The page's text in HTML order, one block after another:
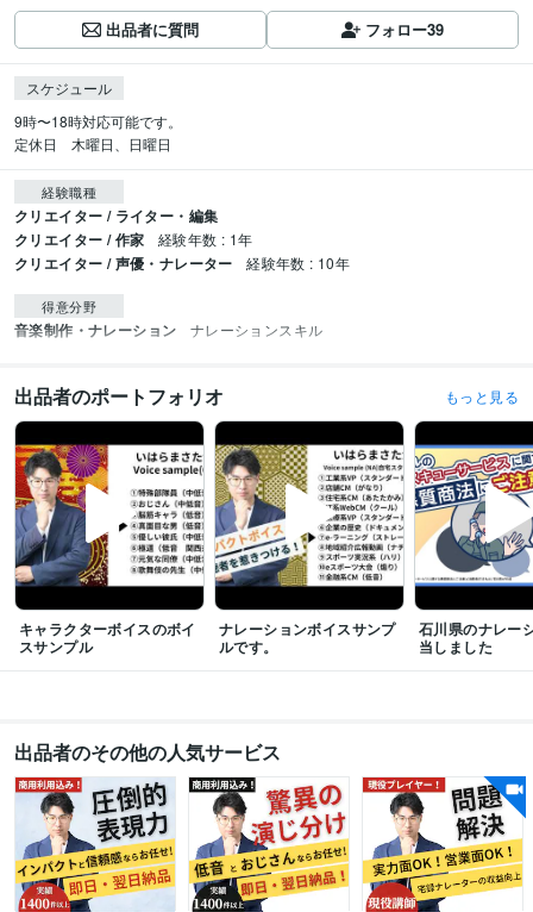
出品者に質問 フォロー39
スケジュール
9時〜18時対応可能です。
定休日　木曜日、日曜日
経験職種
クリエイター / ライター・編集
クリエイター / 作家
経験年数 : 1年
クリエイター / 声優・ナレーター 経験年数 : 10年
得意分野
音楽制作・ナレーション ナレーションスキル
出品者のポートフォリオ もっと見る
キャラクターボイスのボイ
スサンプル
ナレーションボイスサンプ
ルです。
石川県のナレー
当しました
出品者のその他の人気サービス